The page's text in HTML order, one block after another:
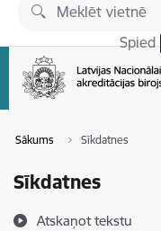
Pāriet uz lapas saturu
Spied
Sākums Sīkdatnes
Sīkdatnes
Atskaņot tekstu